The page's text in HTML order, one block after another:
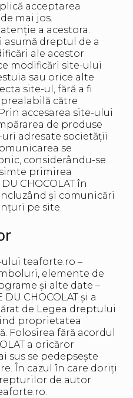
acceptarea
mai jos.
a acestora.
asumă dreptul de a
ale acestor
modificări site-ului
sau orice alte
site-ul, fără a fi
către
accesarea site-ului
de produse
adresate societății
se
considerându-se
primirea
CHOCOLAT în
și comunicări
pe site.
teaforte.ro –
elemente de
și alte date –
CHOCOLAT și a
de Legea dreptului
proprietatea
Folosirea fără acordul
a oricăror
sus se pedepsește
În cazul în care doriți
de autor